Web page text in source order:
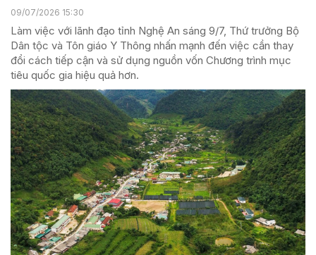
09/07/2026 15:30
Làm việc với lãnh đạo tỉnh Nghệ An sáng 9/7, Thứ trưởng Bộ
Dân tộc và Tôn giáo Y Thông nhấn mạnh đến việc cần thay
đổi cách tiếp cận và sử dụng nguồn vốn Chương trình mục
tiêu quốc gia hiệu quả hơn.